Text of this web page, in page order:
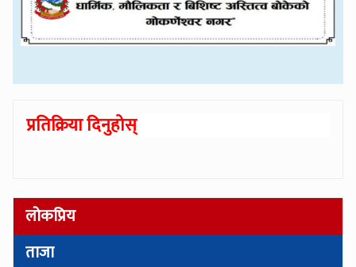
प्रतिक्रिया दिनुहोस्
लोकप्रिय
ताजा